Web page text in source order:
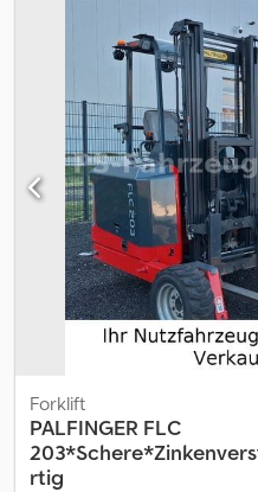
Lombardini 3 silindirli dizel
2.397 saat * Kendi ağırlığı:
Kaldırma yüksekliği: yaklaşık
adresimiz: Hizmetlerimiz: - Kısa
AB genelinde nakliye /
gümrük işlemleri İngilizce,
WhatsApp:
Forklift
PALFINGER FLC
rtig